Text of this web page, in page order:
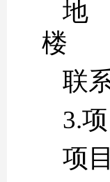
地
3.
项